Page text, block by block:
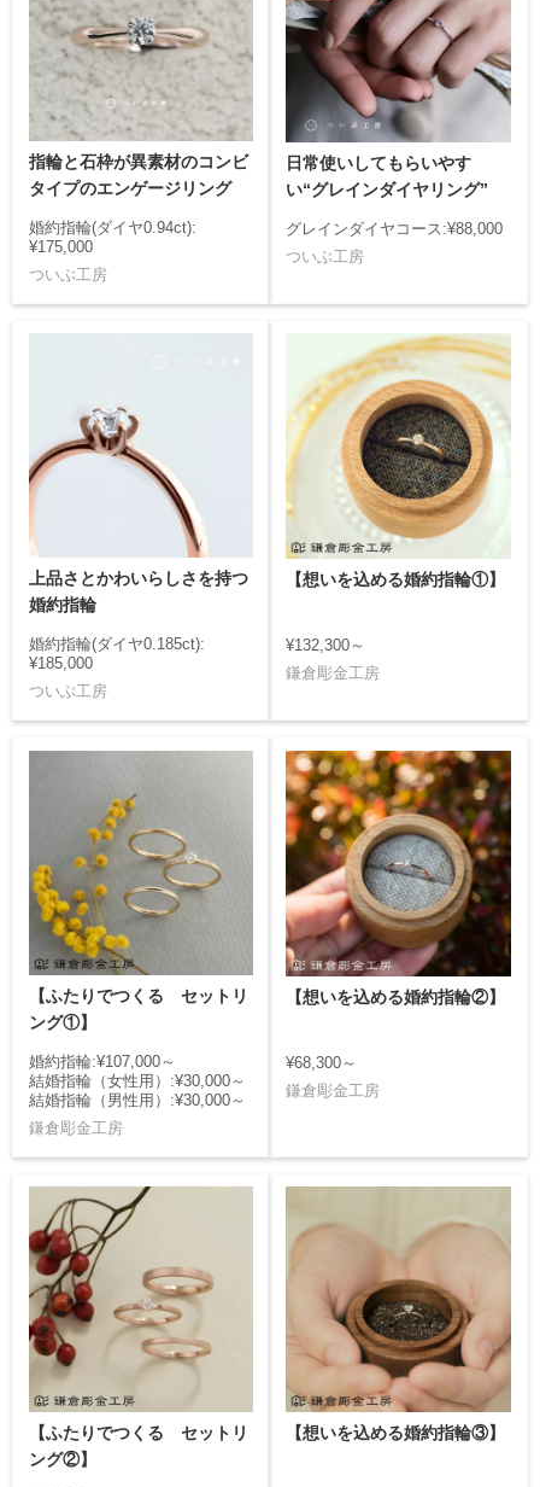
指輪と石枠が異素材のコンビ
タイプのエンゲージリング
婚約指輪(ダイヤ0.94ct):
¥175,000
ついぶ工房
日常使いしてもらいやす
い“グレインダイヤリング”
グレインダイヤコース:¥88,000
ついぶ工房
上品さとかわいらしさを持つ
婚約指輪
婚約指輪(ダイヤ0.185ct):
¥185,000
ついぶ工房
【想いを込める婚約指輪①】
¥132,300～
鎌倉彫金工房
【ふたりでつくる セットリ
ング①】
婚約指輪:¥107,000～
結婚指輪（女性用）:¥30,000～
結婚指輪（男性用）:¥30,000～
鎌倉彫金工房
【想いを込める婚約指輪②】
¥68,300～
鎌倉彫金工房
【ふたりでつくる セットリ
ング②】
【想いを込める婚約指輪③】